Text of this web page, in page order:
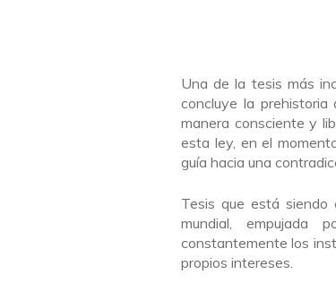
Una de la tesis más
concluye la prehistoria
manera consciente y
esta ley, en el
guía hacia una
Tesis que está siendo
mundial, empujada
constantemente los
propios intereses.